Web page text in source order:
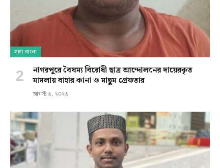
সারা বাংলা
নাগরপুরে বৈষম্য বিরোধী ছাত্র আন্দোলনের দায়েরকৃত
মামলায় বাহার কানা ও মাছুম গ্রেফতার
আগস্ট ৬, ২০২৬